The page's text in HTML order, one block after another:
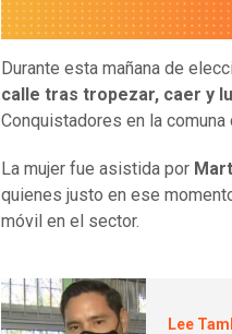
Durante esta mañana de
calle tras tropezar, caer y
Conquistadores en la comuna
La mujer fue asistida por
quienes justo en ese
móvil en el sector.
Lee